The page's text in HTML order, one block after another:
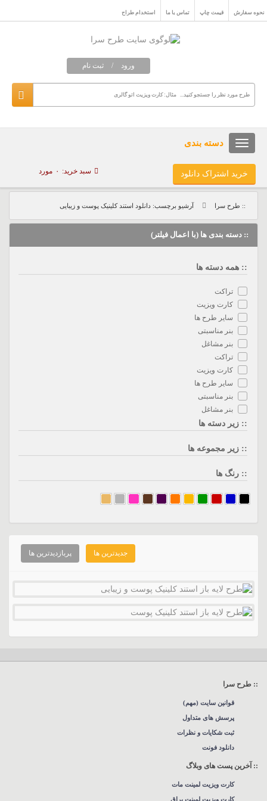
نحوه سفارش قیمت چاپ تماس با ما استخدام طراح
ورود / ثبت نام
دسته بندی
خرید اشتراک دانلود سبد خرید: ۰ مورد
:: طرح سرا آرشیو برچسب: دانلود استند کلینیک پوست و زیبایی
:: دسته بندی ها (با اعمال فیلتر)
:: همه دسته ها
تراکت
کارت ویزیت
سایر طرح ها
بنر مناسبتی
بنر مشاغل
تراکت
کارت ویزیت
سایر طرح ها
بنر مناسبتی
بنر مشاغل
:: زیر دسته ها
:: زیر مجموعه ها
:: رنگ ها
جدیدترین ها پربازدیدترین ها
:: طرح سرا
قوانین سایت (مهم)
پرسش های متداول
ثبت شکایات و نظرات
دانلود فونت
:: آخرین پست های وبلاگ
کارت ویزیت لمینت مات
کارت ویزیت لمینت براق